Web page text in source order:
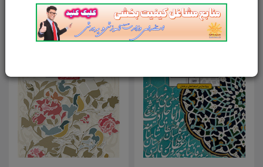
محصولات مرتبط